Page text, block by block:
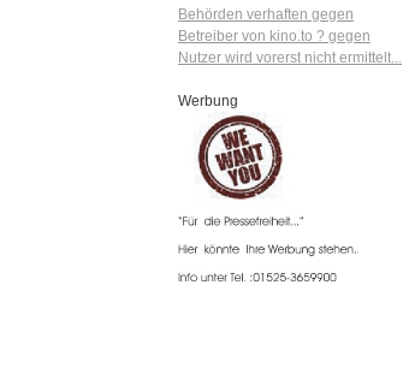
Behörden verhaften gegen
Betreiber von kino.to ? gegen
Nutzer wird vorerst nicht ermittelt...
Werbung